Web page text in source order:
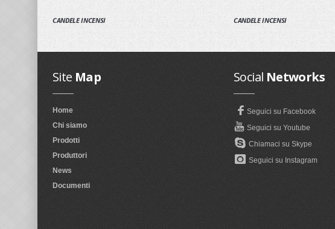
CANDELE INCENSI CANDELE INCENSI
Site Map
Home
Chi siamo
Prodotti
Produttori
News
Documenti
Social Networks
Seguici su Facebook
Seguici su Youtube
Chiamaci su Skype
Seguici su Instagram